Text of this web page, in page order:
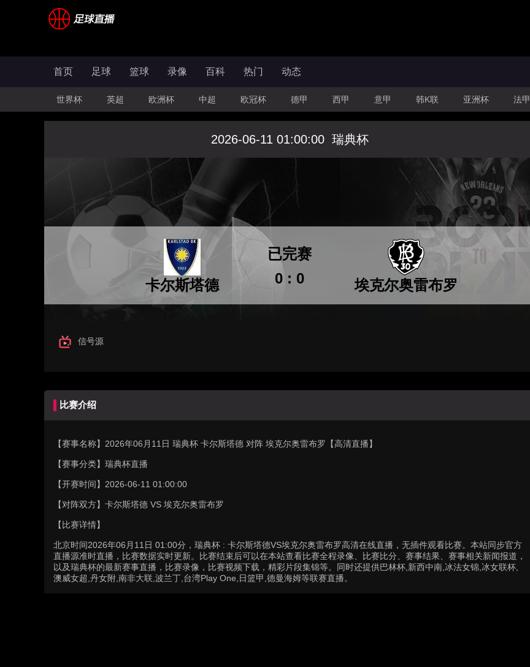
首页 足球 篮球 录像 百科 热门 动态
世界杯 英超 欧洲杯 中超 欧冠杯 德甲 西甲 意甲 韩K联 亚洲杯 法甲
2026-06-11 01:00:00 瑞典杯
卡尔斯塔德 0 : 0
已完赛
埃克尔奥雷布罗
信号源
比赛介绍
【赛事名称】 2026年06月11日 瑞典杯 卡尔斯塔德 对阵 埃克尔奥雷布罗【高清直播】
【赛事分类】 瑞典杯直播
【开赛时间】 2026-06-11 01:00:00
【对阵双方】 卡尔斯塔德 VS 埃克尔奥雷布罗
【比赛详情】
北京时间2026年06月11日 01:00分，瑞典杯 : 卡尔斯塔德VS埃克尔奥雷布罗高清在线直播，无插件观看比赛。本站同步官方
直播源准时直播，比赛数据实时更新。比赛结束后可以在本站查看比赛全程录像、比赛比分、赛事结果、赛事相关新闻报道，
以及瑞典杯的最新赛事直播，比赛录像，比赛视频下载，精彩片段集锦等。同时还提供巴林杯,新西中南,冰法女锦,冰女联杯,
澳威女超,丹女附,南非大联,波兰丁,台湾Play One,日篮甲,德曼海姆等联赛直播。